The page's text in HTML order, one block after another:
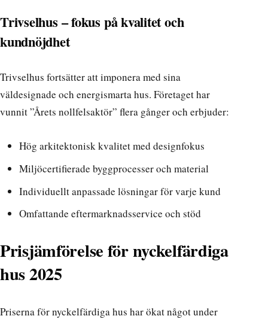
Trivselhus – fokus på kvalitet och
kundnöjdhet
Trivselhus fortsätter att imponera med sina
väldesignade och energismarta hus. Företaget har
vunnit ”Årets nollfelsaktör” flera gånger och erbjuder:
Hög arkitektonisk kvalitet med designfokus
Miljöcertifierade byggprocesser och material
Individuellt anpassade lösningar för varje kund
Omfattande eftermarknadsservice och stöd
Prisjämförelse för nyckelfärdiga
hus 2025
Priserna för nyckelfärdiga hus har ökat något under